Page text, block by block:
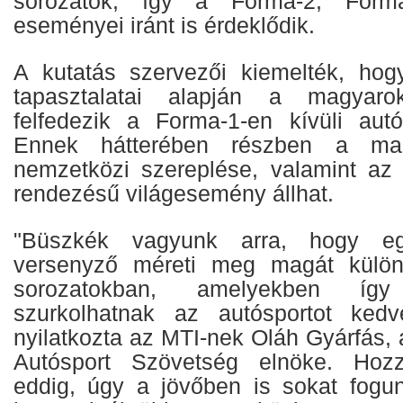
eseményei iránt is érdeklődik.
A kutatás szervezői kiemelték,
tapasztalatai alapján a
felfedezik a Forma-1-en kívüli
Ennek hátterében részben a
nemzetközi szereplése, valamint
rendezésű világesemény állhat.
"Büszkék vagyunk arra, hogy
versenyző méreti meg magát
sorozatokban, amelyekben így
szurkolhatnak az autósportot
nyilatkozta az MTI-nek Oláh Gyárfás,
Autósport Szövetség elnöke.
eddig, úgy a jövőben is sokat